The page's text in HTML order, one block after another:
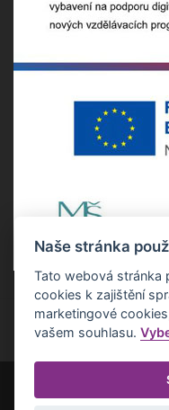
Copyright ©2022 Základní
Naše stránka
Tato webová stránka
cookies k zajištění
marketingové
vašem souhlasu.